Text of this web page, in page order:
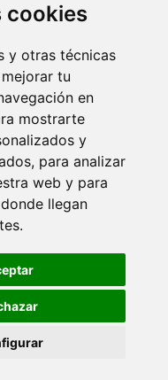
cookies
y otras técnicas
tu
en
mostrarte
y
para analizar
web y para
llegan